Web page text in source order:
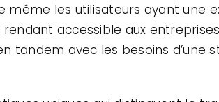
même les utilisateurs ayant une
accessible aux
tandem avec les besoins